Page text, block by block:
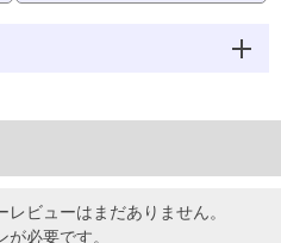
ビューはまだありません。
が必要です。